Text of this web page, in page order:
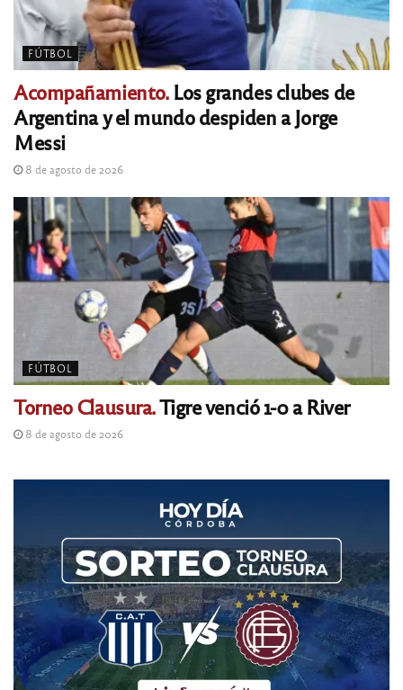
FÚTBOL
Acompañamiento.Los grandes clubes de
Argentina y el mundo despiden a Jorge
Messi
8 de agosto de 2026
FÚTBOL
Torneo Clausura.Tigre venció 1-0 a River
8 de agosto de 2026